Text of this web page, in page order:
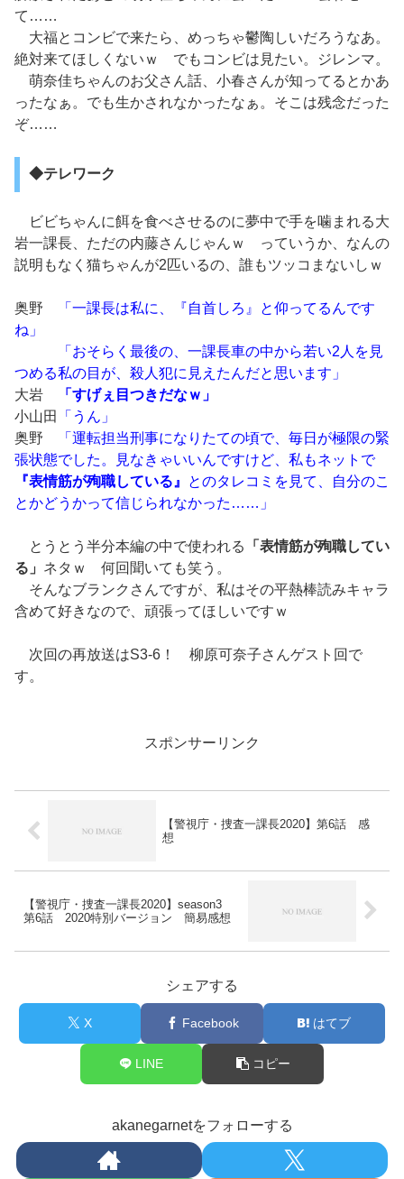
て……
大福とコンビで来たら、めっちゃ鬱陶しいだろうなあ。
絶対来てほしくないｗ でもコンビは見たい。ジレンマ。
萌奈佳ちゃんのお父さん話、小春さんが知ってるとかあ
ったなぁ。でも生かされなかったなぁ。そこは残念だった
ぞ……
◆テレワーク
ビビちゃんに餌を食べさせるのに夢中で手を噛まれる大
岩一課長、ただの内藤さんじゃんｗ っていうか、なんの
説明もなく猫ちゃんが2匹いるの、誰もツッコまないしｗ
奥野
「一課長は私に、『自首しろ』と仰ってるんです
ね」
「おそらく最後の、一課長車の中から若い2人を見
つめる私の目が、殺人犯に見えたんだと思います」
大岩
「すげぇ目つきだなｗ」
小山田
「うん」
奥野
「運転担当刑事になりたての頃で、毎日が極限の緊
張状態でした。見なきゃいいんですけど、私もネットで
『表情筋が殉職している』
とのタレコミを見て、自分のこ
とかどうかって信じられなかった……」
とうとう半分本編の中で使われる
「表情筋が殉職してい
る」 ネタｗ 何回聞いても笑う。
そんなブランクさんですが、私はその平熱棒読みキャラ
含めて好きなので、頑張ってほしいですｗ
次回の再放送はS3-6！ 柳原可奈子さんゲスト回で
す。
スポンサーリンク
【警視庁・捜査一課長2020】第6話 感
想
【警視庁・捜査一課長2020】season3
第6話 2020特別バージョン 簡易感想
シェアする
X Facebook はてブ
LINE コピー
akanegarnetをフォローする